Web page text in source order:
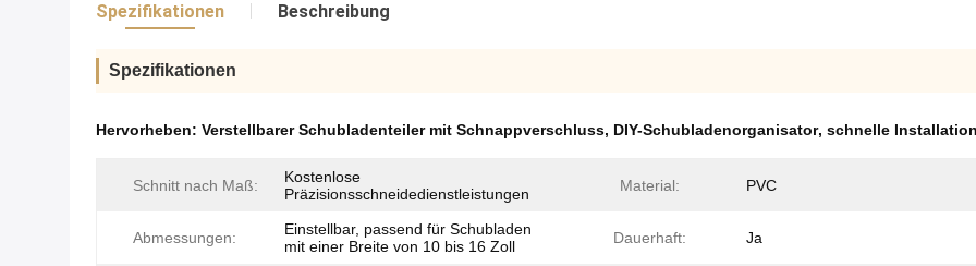
Spezifikationen Beschreibung
Spezifikationen
Hervorheben: Verstellbarer Schubladenteiler mit Schnappverschluss, DIY-Schubladenorganisator, schnelle
Schnitt nach Maß:
Kostenlose
Präzisionsschneidedienstleistungen
Material: PVC
Abmessungen:
Einstellbar, passend für Schubladen
mit einer Breite von 10 bis 16 Zoll
Dauerhaft: Ja